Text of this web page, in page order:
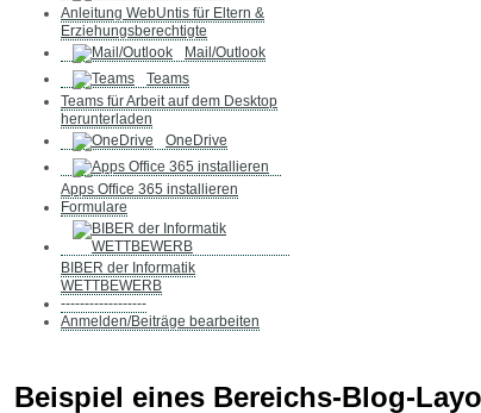
Anleitung WebUntis für Eltern &
Erziehungsberechtigte
Mail/Outlook
Teams
Teams für Arbeit auf dem Desktop
herunterladen
OneDrive
Apps Office 365 installieren
Formulare
BIBER der Informatik
WETTBEWERB
------------------
Anmelden/Beiträge bearbeiten
Beispiel eines Bereichs-Blog-